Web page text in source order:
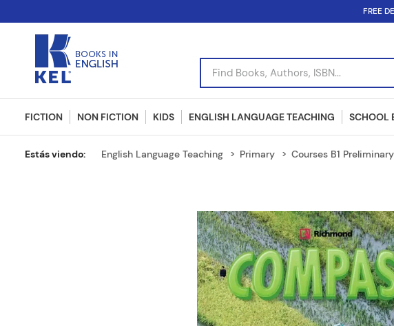
FREE
Find Books, Authors, ISBN...
FICTION NON FICTION KIDS ENGLISH LANGUAGE TEACHING SCHOOL
English Language Teaching Primary Courses B1 Preliminary